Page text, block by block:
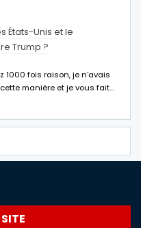
États-Unis et le
Trump ?
1000 fois raison, je n'avais
manière et je vous fait…